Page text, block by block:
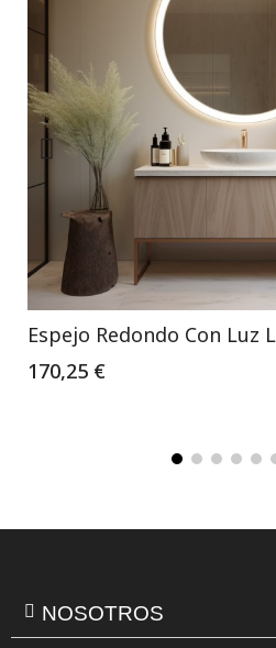
Espejo Redondo Con Luz
170,25 €
NOSOTROS